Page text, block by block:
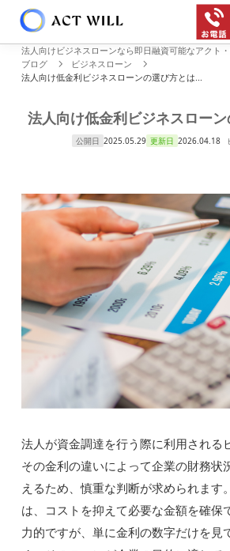
法人向けビジネスローンなら即日融資可能なアクト
ブログ
ビジネスローン
法人向け低金利ビジネスローンの選び方とは...
法人向け低金利ビジネスロー
公開日 2025.05.29 更新日 2026.04.18
法人が資金調達を行う際に利用される
その金利の違いによって企業の財務状
えるため、慎重な判断が求められます
は、コストを抑えて必要な金額を確保
力的ですが、単に金利の数字だけを見